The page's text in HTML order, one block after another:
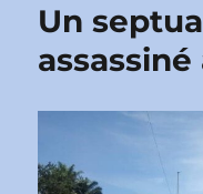
Un